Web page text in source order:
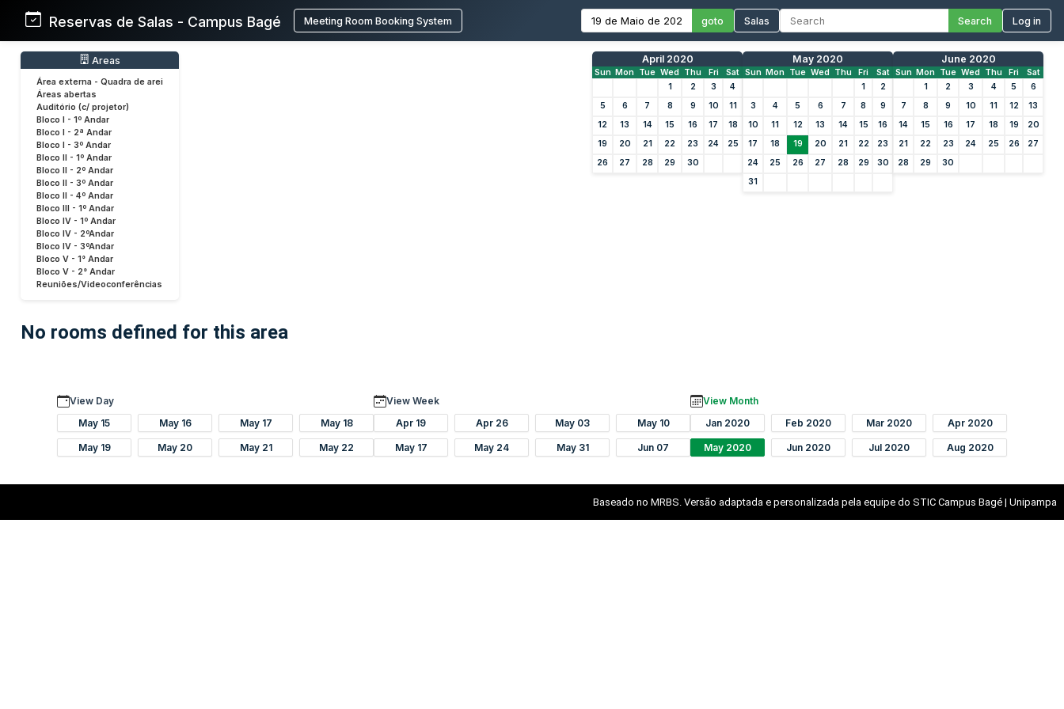
Reservas de Salas - Campus Bagé Meeting Room Booking System goto Salas Search Log in
Areas
Área externa - Quadra de arei
Áreas abertas
Auditório (c/ projetor)
Bloco I - 1º Andar
Bloco I - 2ª Andar
Bloco I - 3º Andar
Bloco II - 1º Andar
Bloco II - 2º Andar
Bloco II - 3º Andar
Bloco II - 4º Andar
Bloco III - 1º Andar
Bloco IV - 1º Andar
Bloco IV - 2ºAndar
Bloco IV - 3ºAndar
Bloco V - 1° Andar
Bloco V - 2° Andar
Reuniões/Videoconferências
April 2020
Sun Mon Tue Wed Thu Fri
Sat
1
2 3
4
5
6 7 8 9 10
11
12
13 14 15 16 17
18
19
20 21 22 23 24
25
26
27 28 29 30
May 2020
Sun Mon Tue Wed Thu Fri
Sat
1
2
3
4 5 6 7 8
9
10
11 12 13 14 15
16
17
18 19 20 21 22
23
24
25 26 27 28 29
30
31
June 2020
Sun Mon Tue Wed Thu Fri
Sat
1
2 3 4 5
6
7
8 9 10 11 12
13
14
15 16 17 18 19
20
21
22 23 24 25 26
27
28
29 30
No rooms defined for this area
View Day
May 15
May 16 May 17 May 18
May 19 May 20 May 21 May 22
View Week
Apr 19
Apr 26 May 03 May 10
May 17 May 24 May 31 Jun 07
View Month
Jan 2020
Feb 2020 Mar 2020 Apr 2020
May 2020 Jun 2020 Jul 2020 Aug 2020
Baseado no MRBS. Versão adaptada e personalizada pela equipe do STIC Campus Bagé | Unipampa